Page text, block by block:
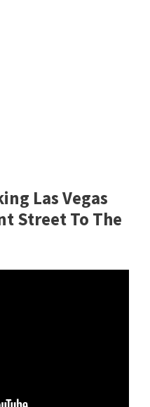
Las Vegas
Street To The